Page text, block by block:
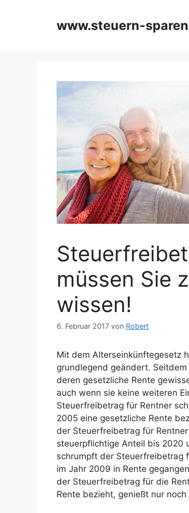
www.steuern-
müssen Sie
wissen!
6. Februar 2017 von Robert
Mit dem Alterseinkünftegesetz
grundlegend geändert.
deren gesetzliche Rente
auch wenn sie keine weiteren
Steuerfreibetrag für Rentner
2005 eine gesetzliche Rente
der Steuerfreibetrag für
steuerpflichtige Anteil bis 2020
schrumpft der Steuerfreibetrag
im Jahr 2009 in Rente
der Steuerfreibetrag für die
Rente bezieht, genießt nur